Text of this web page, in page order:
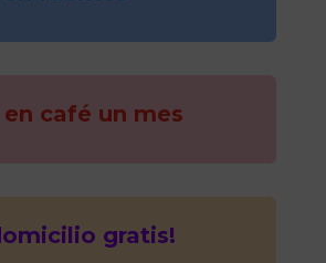
en café un mes
gratis!